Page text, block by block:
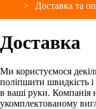
Доставка та
Доставка
Ми користуємося
поліпшити швидкість і
в ваші руки. Компанія
укомплектованому